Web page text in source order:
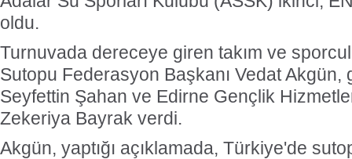
oldu.
Turnuvada dereceye giren takım ve
Sutopu Federasyon Başkanı Vedat Akgün,
Seyfettin Şahan ve Edirne Gençlik
Zekeriya Bayrak verdi.
Akgün, yaptığı açıklamada, Türkiye'de